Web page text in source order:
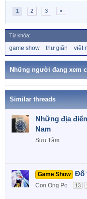
i
o
n
s
1 2 3 »
Từ khóa:
ừ
k
game show thư giãn việt
Những người đang xem
Similar threads
Những địa
Nam
Sưu Tầm
Game Show Đố
Con Ong Po 13